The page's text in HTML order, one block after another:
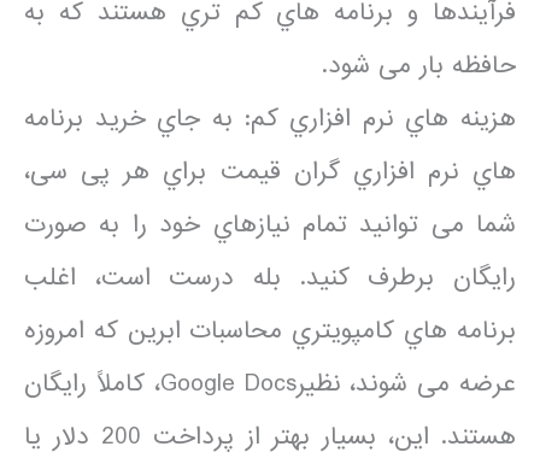
فرآیندها و برنامه هاي کم تري هستند که به
حافظه بار می شود.
هزینه هاي نرم افزاري کم: به جاي خرید برنامه
هاي نرم افزاري گران قیمت براي هر پی سی،
شما می توانید تمام نیازهاي خود را به صورت
رایگان برطرف کنید. بله درست است، اغلب
برنامه هاي کامپویتري محاسبات ابرین که امروزه
عرضه می شوند، نظیرGoogle Docs، کاملاً رایگان
هستند. این، بسیار بهتر از پرداخت 200 دلار یا